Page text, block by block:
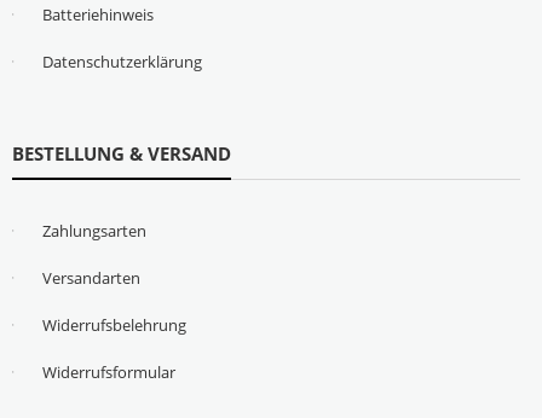
Batteriehinweis
Datenschutzerklärung
BESTELLUNG & VERSAND
Zahlungsarten
Versandarten
Widerrufsbelehrung
Widerrufsformular